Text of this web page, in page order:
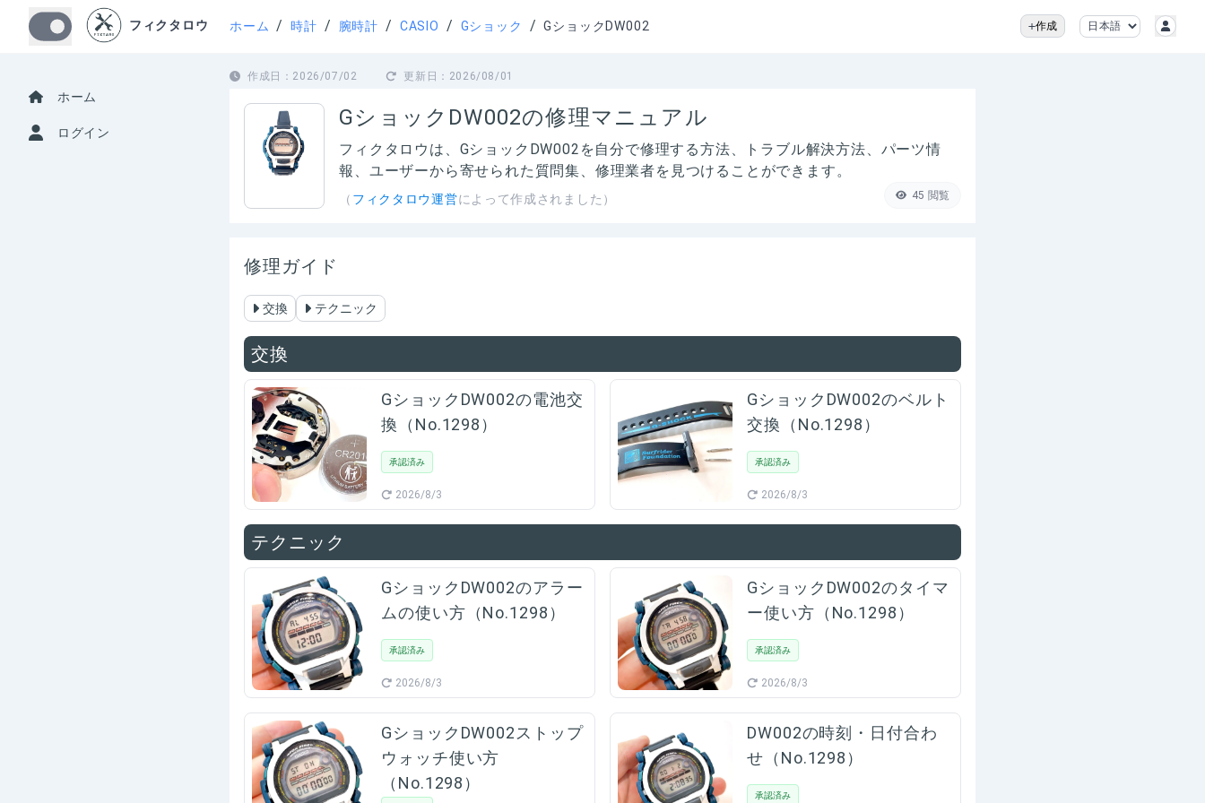
ホーム
ログイン
フィクタロウ ホーム / 時計 / 腕時計 / CASIO / Gショック / GショックDW002 作成
作成日： 2026/07/02 更新日： 2026/08/01
GショックDW002の修理マニュアル
フィクタロウは、 GショックDW002 を自分で修理する方法、トラブル解決方法、パーツ情
報、ユーザーから寄せられた質問集、修理業者を見つけることができます。
（ フィクタロウ運営によって作成されました） 45 閲覧
修理ガイド
交換 テクニック
交換
GショックDW002の電池交
換（No.1298）
承認済み
2026/8/3
GショックDW002のベルト
交換（No.1298）
承認済み
2026/8/3
テクニック
GショックDW002のアラー
ムの使い方（No.1298）
承認済み
2026/8/3
GショックDW002のタイマ
ー使い方（No.1298）
承認済み
2026/8/3
GショックDW002ストップ
ウォッチ使い方
（No.1298）
DW002の時刻・日付合わ
せ（No.1298）
承認済み